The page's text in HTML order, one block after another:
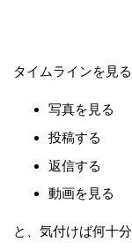
タイムラインを見
写真を見る
投稿する
返信する
動画を見る
と、気付けば何十